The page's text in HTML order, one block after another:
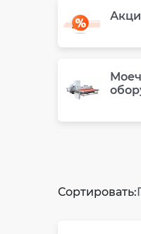
Сортировать: